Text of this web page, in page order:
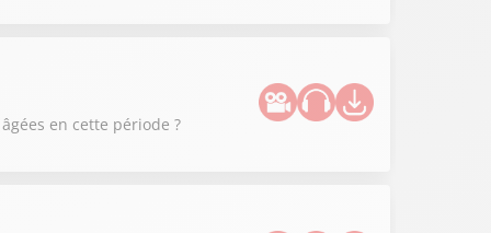
en cette période ?